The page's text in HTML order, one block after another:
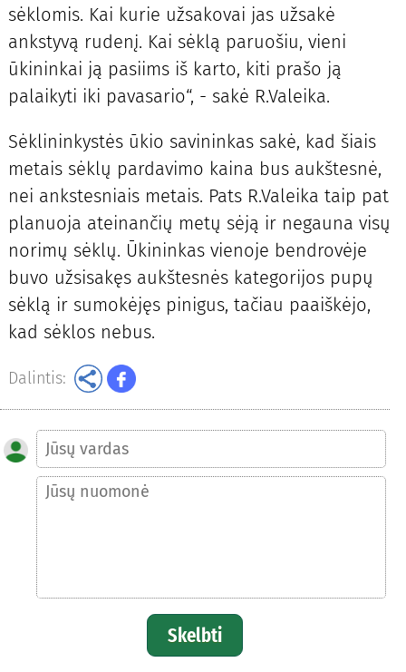
sėklomis. Kai kurie užsakovai jas užsakė
ankstyvą rudenį. Kai sėklą paruošiu, vieni
ūkininkai ją pasiims iš karto, kiti prašo ją
palaikyti iki pavasario“, - sakė R.Valeika.
Sėklininkystės ūkio savininkas sakė, kad šiais
metais sėklų pardavimo kaina bus aukštesnė,
nei ankstesniais metais. Pats R.Valeika taip pat
planuoja ateinančių metų sėją ir negauna visų
norimų sėklų. Ūkininkas vienoje bendrovėje
buvo užsisakęs aukštesnės kategorijos pupų
sėklą ir sumokėjęs pinigus, tačiau paaiškėjo,
kad sėklos nebus.
Dalintis:
Skelbti